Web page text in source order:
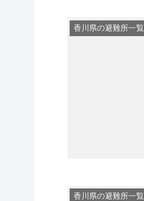
香川県の避難所一覧
香川県の避難所一覧